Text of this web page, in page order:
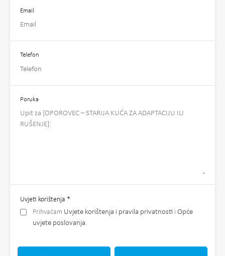
Email
Telefon
Poruka
Uvjeti korištenja *
Prihvaćam Uvjete korištenja i pravila privatnosti i Opće
uvjete poslovanja.